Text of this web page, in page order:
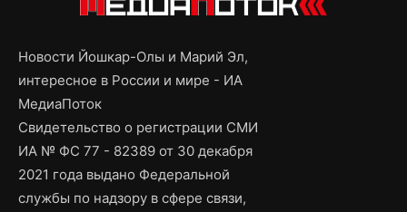
Новости Йошкар-Олы и Марий Эл,
интересное в России и мире - ИА
МедиаПоток
Свидетельство о регистрации СМИ
ИА № ФС 77 - 82389 от 30 декабря
2021 года выдано Федеральной
службы по надзору в сфере связи,